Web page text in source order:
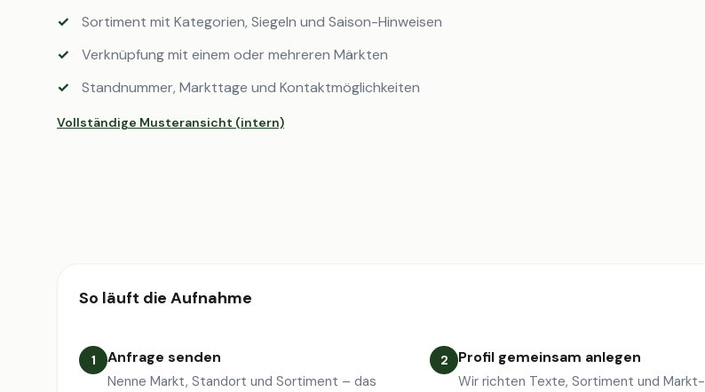
Sortiment mit Kategorien, Siegeln und Saison-Hinweisen
Verknüpfung mit einem oder mehreren Märkten
Standnummer, Markttage und Kontaktmöglichkeiten
Vollständige Musteransicht (intern)
So läuft die Aufnahme
1 Anfrage senden
Nenne Markt, Standort und Sortiment – das
2 Profil gemeinsam anlegen
Wir richten Texte, Sortiment und Markt-